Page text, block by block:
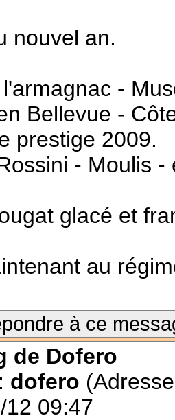
nouvel an.
-
Bellevue -
prestige 2009.
- Moulis
glacé et
au
à ce
de Dofero
dofero
12 09:47